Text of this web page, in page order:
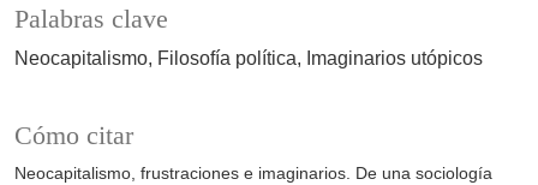
Palabras clave
Neocapitalismo Filosofía política Imaginarios utópicos
Cómo citar
Neocapitalismo, frustraciones e imaginarios. De una sociología